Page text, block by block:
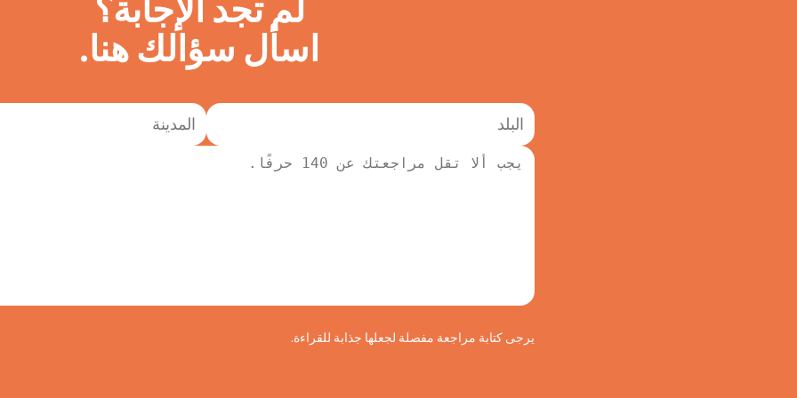
لم تجد الإجابة؟
اسأل سؤالك هنا.
يرجى كتابة مراجعة مفصلة لجعلها جذابة للقراءة.